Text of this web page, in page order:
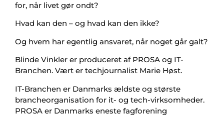
for, når livet gør ondt?
Hvad kan den – og hvad kan den ikke?
Og hvem har egentlig ansvaret, når noget går galt?
Blinde Vinkler er produceret af PROSA og IT-
Branchen. Vært er techjournalist Marie Høst.
IT-Branchen er Danmarks ældste og største
brancheorganisation for it- og tech-virksomheder.
PROSA er Danmarks eneste fagforening